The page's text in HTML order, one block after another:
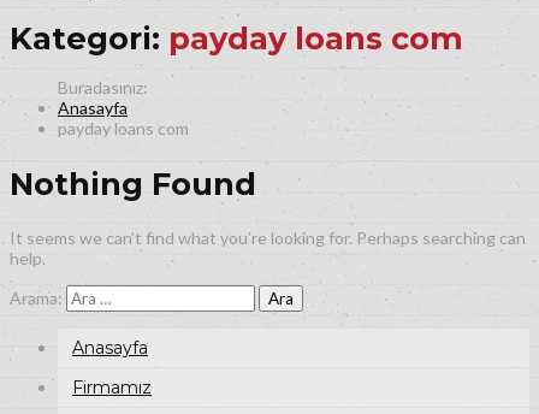
Kategori: payday loans com
Anasayfa
payday loans com
Nothing Found
It seems we can’t find what you’re looking for. Perhaps searching can
help.
Arama:
Anasayfa
Firmamız